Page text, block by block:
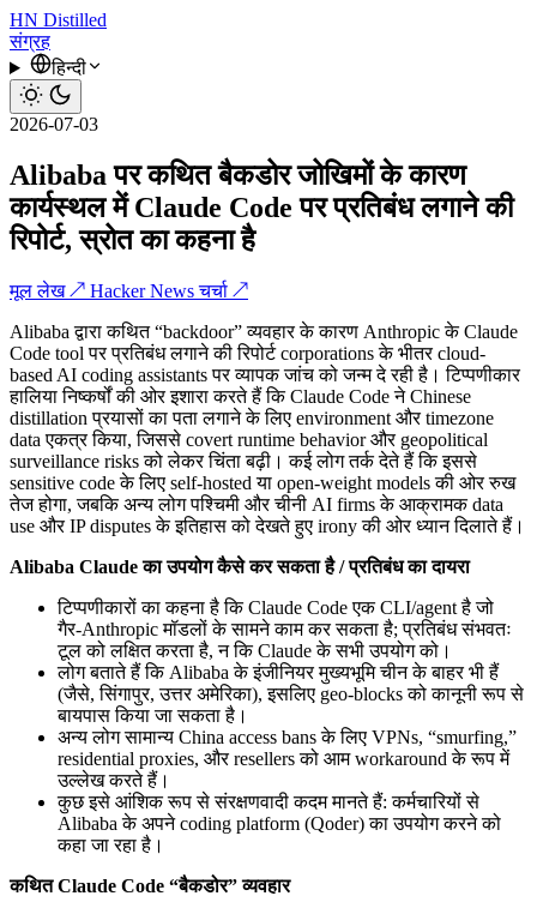
HN Distilled
संग्रह
हिन्दी
2026-07-03
Alibaba पर कथित बैकडोर जोखिमों के कारण
कार्यस्थल में Claude Code पर प्रतिबंध लगाने की
रिपोर्ट, स्रोत का कहना है
मूल लेख ↗ Hacker News चर्चा ↗
Alibaba द्वारा कथित “backdoor” व्यवहार के कारण Anthropic के Claude
Code tool पर प्रतिबंध लगाने की रिपोर्ट corporations के भीतर cloud-
based AI coding assistants पर व्यापक जांच को जन्म दे रही है। टिप्पणीकार
हालिया निष्कर्षों की ओर इशारा करते हैं कि Claude Code ने Chinese
distillation प्रयासों का पता लगाने के लिए environment और timezone
data एकत्र किया, जिससे covert runtime behavior और geopolitical
surveillance risks को लेकर चिंता बढ़ी। कई लोग तर्क देते हैं कि इससे
sensitive code के लिए self-hosted या open-weight models की ओर रुख
तेज होगा, जबकि अन्य लोग पश्चिमी और चीनी AI firms के आक्रामक data
use और IP disputes के इतिहास को देखते हुए irony की ओर ध्यान दिलाते हैं।
Alibaba Claude का उपयोग कैसे कर सकता है / प्रतिबंध का दायरा
टिप्पणीकारों का कहना है कि Claude Code एक CLI/agent है जो
गैर‑Anthropic मॉडलों के सामने काम कर सकता है; प्रतिबंध संभवतः
टूल को लक्षित करता है, न कि Claude के सभी उपयोग को।
लोग बताते हैं कि Alibaba के इंजीनियर मुख्यभूमि चीन के बाहर भी हैं
(जैसे, सिंगापुर, उत्तर अमेरिका), इसलिए geo-blocks को कानूनी रूप से
बायपास किया जा सकता है।
अन्य लोग सामान्य China access bans के लिए VPNs, “smurfing,”
residential proxies, और resellers को आम workaround के रूप में
उल्लेख करते हैं।
कुछ इसे आंशिक रूप से संरक्षणवादी कदम मानते हैं: कर्मचारियों से
Alibaba के अपने coding platform (Qoder) का उपयोग करने को
कहा जा रहा है।
कथित Claude Code “बैकडोर” व्यवहार